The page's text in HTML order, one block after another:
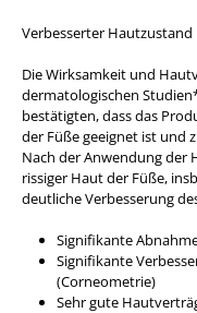
Verbesserter Hautzustand
Die Wirksamkeit und
dermatologischen
bestätigten, dass das
der Füße geeignet ist und
Nach der Anwendung der
rissiger Haut der Füße,
deutliche Verbesserung
Signifikante
Signifikante
(Corneometrie)
Sehr gute